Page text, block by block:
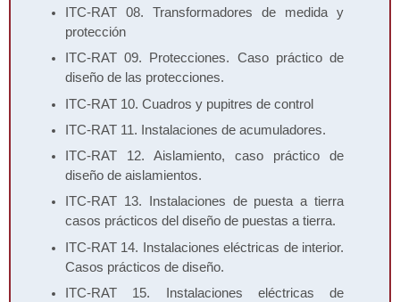
ITC-RAT 08. Transformadores de medida y
protección
ITC-RAT 09. Protecciones. Caso práctico de
diseño de las protecciones.
ITC-RAT 10. Cuadros y pupitres de control
ITC-RAT 11. Instalaciones de acumuladores.
ITC-RAT 12. Aislamiento, caso práctico de
diseño de aislamientos.
ITC-RAT 13. Instalaciones de puesta a tierra
casos prácticos del diseño de puestas a tierra.
ITC-RAT 14. Instalaciones eléctricas de interior.
Casos prácticos de diseño.
ITC-RAT 15. Instalaciones eléctricas de